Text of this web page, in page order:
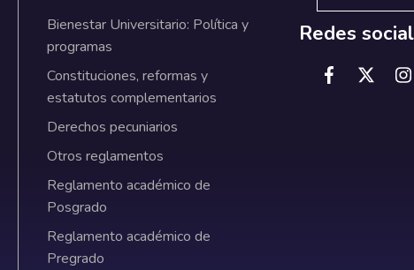
Bienestar Universitario: Política y
programas
Constituciones, reformas y
estatutos complementarios
Derechos pecuniarios
Otros reglamentos
Reglamento académico de
Posgrado
Reglamento académico de
Pregrado
Redes